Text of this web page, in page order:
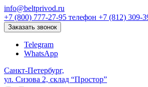
info@beltprivod.ru
+7 (800) 777-27-95 телефон +7 (812) 309-
Заказать звонок
Telegram
WhatsApp
Санкт-Петербург,
ул. Сизова 2, склад “Простор”